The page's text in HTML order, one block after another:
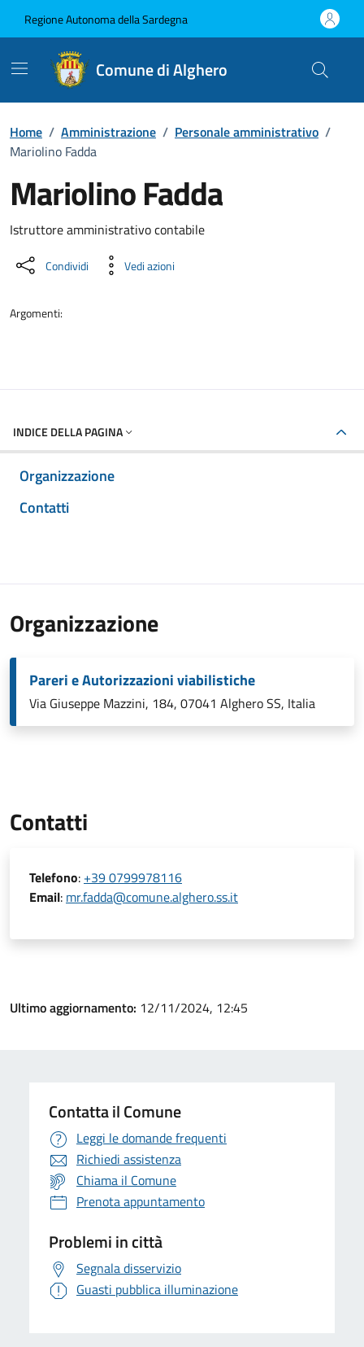
Regione Autonoma della Sardegna
Comune di Alghero
Home / Amministrazione / Personale amministrativo /
Mariolino Fadda
Mariolino Fadda
Dettaglio della persona
Istruttore amministrativo contabile
Condividi Vedi azioni
Argomenti:
INDICE DELLA PAGINA
Organizzazione
Contatti
Organizzazione
Pareri e Autorizzazioni viabilistiche
Via Giuseppe Mazzini, 184, 07041 Alghero SS, Italia
Contatti
Telefono: +39 0799978116
Email: mr.fadda@comune.alghero.ss.it
Ultimo aggiornamento: 12/11/2024, 12:45
Contatta il Comune
Leggi le domande frequenti
Richiedi assistenza
Chiama il Comune
Prenota appuntamento
Problemi in città
Segnala disservizio
Guasti pubblica illuminazione